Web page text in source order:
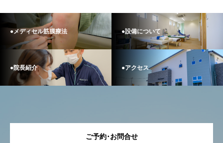
●メディセル筋膜療法 ●設備について
●院長紹介 ●アクセス
ご予約･お問合せ